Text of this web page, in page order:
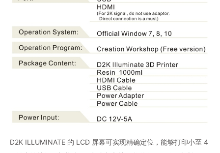
D2K ILLUMINATE 的 LCD 屏幕可实现精确定位，能够打印小至 4